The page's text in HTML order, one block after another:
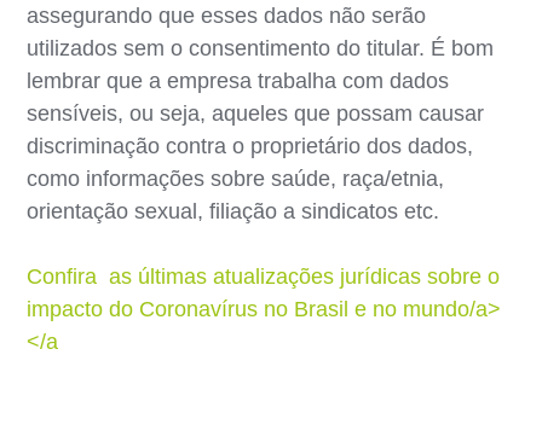
assegurando que esses dados não serão
utilizados sem o consentimento do titular. É bom
lembrar que a empresa trabalha com dados
sensíveis, ou seja, aqueles que possam causar
discriminação contra o proprietário dos dados,
como informações sobre saúde, raça/etnia,
orientação sexual, filiação a sindicatos etc.
Confira as últimas atualizações jurídicas sobre o
impacto do Coronavírus no Brasil e no mundo/a>
</a